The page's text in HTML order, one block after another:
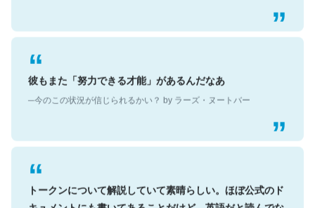
彼もまた「努力できる才能」があるんだなあ
─今のこの状況が信じられるかい？ by ラーズ・ヌートバー
トークンについて解説していて素晴らしい。ほぼ公式のド
キュメントにも書いてあることだけど、英語だと読んでな